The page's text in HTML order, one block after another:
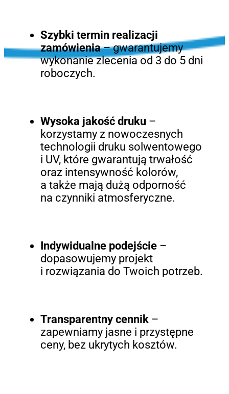
Szybki termin realizacji
zamówienia– gwarantujemy
wykonanie zlecenia od 3 do 5 dni
roboczych.
Wysoka jakość druku–
korzystamy z nowoczesnych
technologii druku solwentowego
i UV, które gwarantują trwałość
oraz intensywność kolorów,
a także mają dużą odporność
na czynniki atmosferyczne.
Indywidualne podejście–
dopasowujemy projekt
i rozwiązania do Twoich potrzeb.
Transparentny cennik–
zapewniamy jasne i przystępne
ceny, bez ukrytych kosztów.